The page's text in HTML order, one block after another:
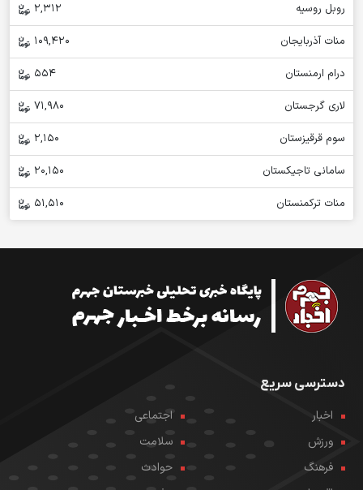
روبل روسیه
2,312
منات آذربایجان
109,420
درام ارمنستان
554
لاری گرجستان
71,980
سوم قرقیزستان
2,150
سامانی تاجیکستان
20,150
منات ترکمنستان
51,510
دسترسی سریع
اخبار
اجتماعی
ورزش
سلامت
فرهنگ
حوادث